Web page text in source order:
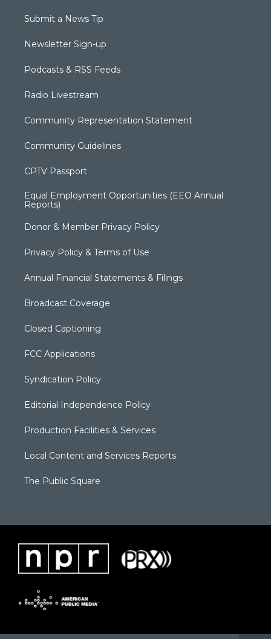
Submit a News Tip
Newsletter Sign-up
Podcasts & RSS Feeds
Radio Livestream
Community Representation Statement
Community Guidelines
CPTV Passport
Equal Employment Opportunities (EEO Annual
Reports)
Donor & Member Privacy Policy
Privacy Policy & Terms of Use
Annual Financial Statements & Filings
Broadcast Coverage
Closed Captioning
FCC Applications
Syndication Policy
Editorial Independence Policy
Production Facilities & Services
Local Content and Services Reports
The Public Square